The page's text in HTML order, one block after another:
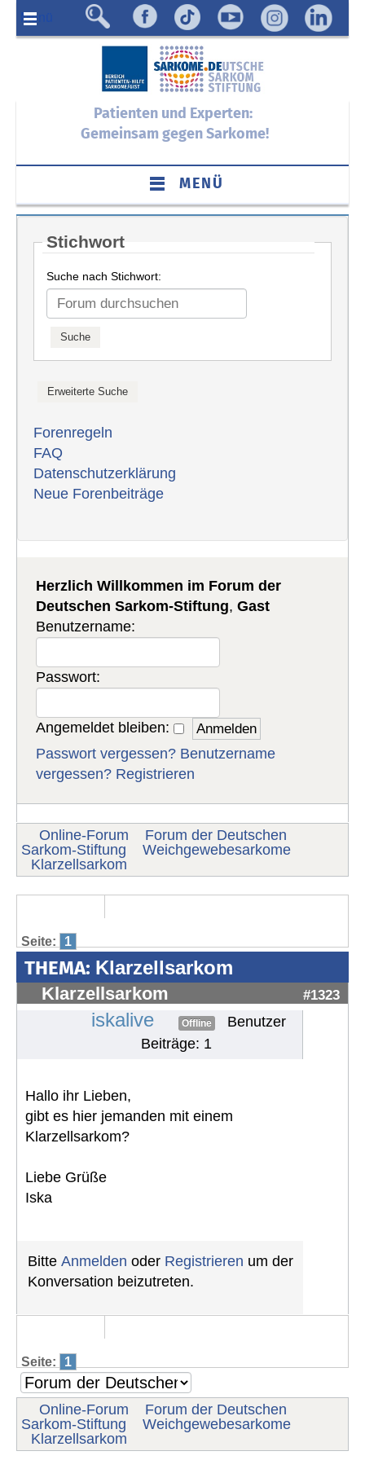
Menü
Patienten und Experten:
Gemeinsam gegen Sarkome!
MENÜ
Stichwort
Suche nach Stichwort:
Forenregeln
FAQ
Datenschutzerklärung
Neue Forenbeiträge
Herzlich Willkommen im Forum der
Deutschen Sarkom-Stiftung,Gast
Benutzername:
Passwort:
Angemeldet bleiben:
Passwort vergessen? Benutzername
vergessen? Registrieren
Online-Forum
Forum der Deutschen
Sarkom-Stiftung
Weichgewebesarkome
Klarzellsarkom
Seite: 1
THEMA: Klarzellsarkom
Klarzellsarkom #1323
iskalive Offline
Benutzer
Beiträge: 1
Hallo ihr Lieben,
gibt es hier jemanden mit einem
Klarzellsarkom?
Liebe Grüße
Iska
Bitte Anmelden oder Registrieren um der
Konversation beizutreten.
Seite: 1
Online-Forum
Forum der Deutschen
Sarkom-Stiftung
Weichgewebesarkome
Klarzellsarkom